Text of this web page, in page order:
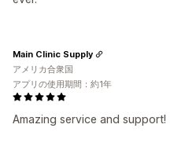
Amazing service and support!
Main Clinic Supply
アメリカ合衆国
アプリの使用期間：約1年